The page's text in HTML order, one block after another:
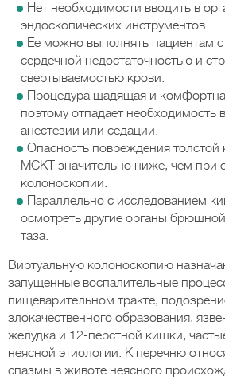
Нет необходимости вводить в
эндоскопических инструментов.
Ее можно выполнять пациентам
сердечной недостаточностью и
свертываемостью крови.
Процедура щадящая и
поэтому отпадает необходимость
анестезии или седации.
Опасность повреждения
МСКТ значительно ниже, чем при
колоноскопии.
Параллельно с исследованием
осмотреть другие органы
таза.
Виртуальную колоноскопию
запущенные воспалительные
пищеварительном тракте,
злокачественного образования,
желудка и 12-перстной кишки,
неясной этиологии. К перечню
спазмы в животе неясного